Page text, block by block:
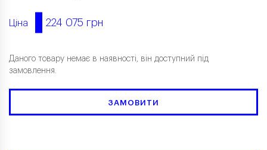
Ціна 224 075 грн
Даного товару немає в наявності, він доступний під
замовлення.
ЗАМОВИТИ